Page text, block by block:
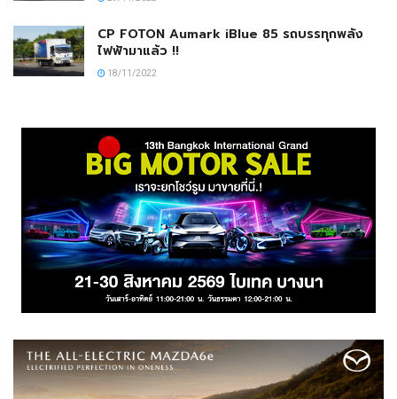
CP FOTON Aumark iBlue 85 รถบรรทุกพลัง
ไฟฟ้ามาแล้ว !!
18/11/2022